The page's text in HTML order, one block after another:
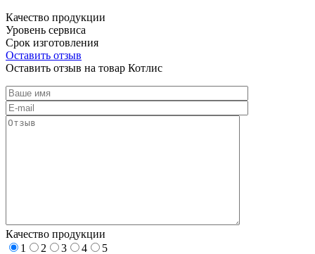
Качество продукции
Уровень сервиса
Срок изготовления
Оставить отзыв
Оставить отзыв на товар Котлис
Качество продукции
1
2 3 4
5